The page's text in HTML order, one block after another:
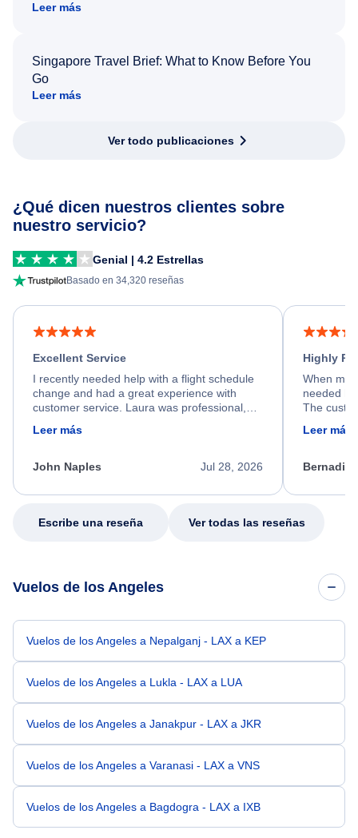
Leer más
Singapore Travel Brief: What to Know Before You
Go
Leer más
Ver todo publicaciones
¿Qué dicen nuestros clientes sobre
nuestro servicio?
Genial | 4.2 Estrellas
Basado en 34,320 reseñas
Excellent Service
I recently needed help with a flight schedule
change and had a great experience with
customer service. Laura was professional,
friendly, and very helpful throughout the
process. She quickly found a solution and
appreciate her excellent service.
Leer más
Jul 28, 2026
John Naples
Highly
When my
needed
The
calm,
my issue.
Leer más
Escribe una reseña Ver todas las reseñas
Vuelos de los Angeles
Vuelos de los Angeles a Nepalganj - LAX a KEP
Vuelos de los Angeles a Lukla - LAX a LUA
Vuelos de los Angeles a Janakpur - LAX a JKR
Vuelos de los Angeles a Varanasi - LAX a VNS
Vuelos de los Angeles a Bagdogra - LAX a IXB